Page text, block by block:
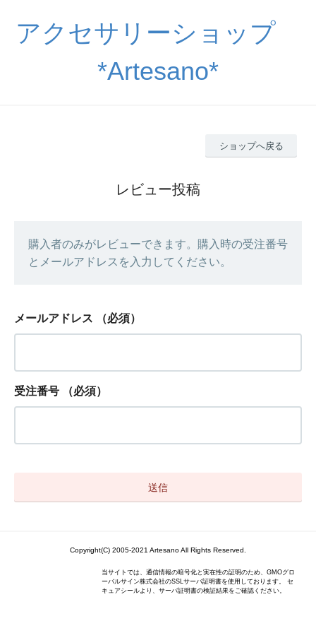
アクセサリーショップ
*Artesano*
ショップへ戻る
レビュー投稿
購入者のみがレビューできます。購入時の受注番号
とメールアドレスを入力してください。
メールアドレス （必須）
受注番号 （必須）
Copyright(C) 2005-2021 Artesano All Rights Reserved.
当サイトでは、通信情報の暗号化と実在性の証明のため、GMOグロ
ーバルサイン株式会社のSSLサーバ証明書を使用しております。 セ
キュアシールより、サーバ証明書の検証結果をご確認ください。